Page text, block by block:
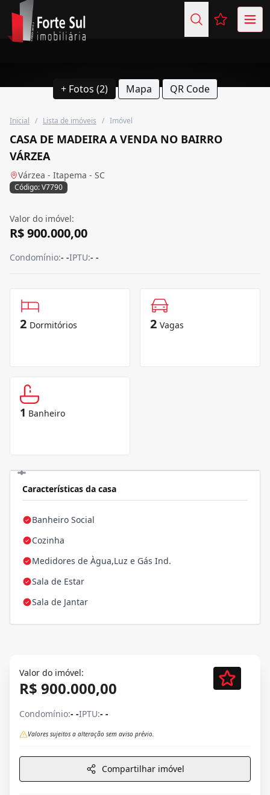
Favoritos
+ Fotos (2) Mapa QR Code
Inicial / Lista de imóveis / Imóvel
CASA DE MADEIRA A VENDA NO BAIRRO
VÁRZEA
Várzea - Itapema - SC
Código: V7790
Valor do imóvel:
R$ 900.000,00
Condomínio:- -IPTU:- -
2 Dormitórios 2 Vagas
1 Banheiro
Características da casa
Banheiro Social
Cozinha
Medidores de Àgua,Luz e Gás Ind.
Sala de Estar
Sala de Jantar
Valor do imóvel:
R$ 900.000,00
Condomínio:- -IPTU:- -
Valores sujeitos a alteração sem aviso prévio.
Compartilhar imóvel